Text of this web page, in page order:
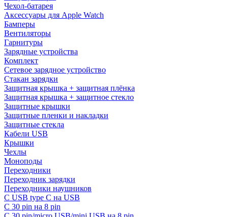
Чехол-батарея
Аксессуары для Apple Watch
Бамперы
Вентиляторы
Гарнитуры
Зарядные устройства
Комплект
Сетевое зарядное устройство
Стакан зарядки
Защитная крышка + защитная плёнка
Защитная крышка + защитное стекло
Защитные крышки
Защитные пленки и накладки
Защитные стекла
Кабели USB
Крышки
Чехлы
Моноподы
Переходники
Переходник зарядки
Переходники наушников
С USB type C на USB
С 30 pin на 8 pin